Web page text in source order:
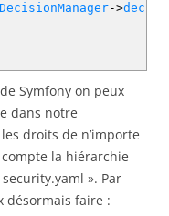
->decide
Symfony on peux
dans notre
droits de n’importe
la hiérarchie
». Par
désormais faire :